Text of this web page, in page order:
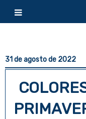
31 de agosto de 2022